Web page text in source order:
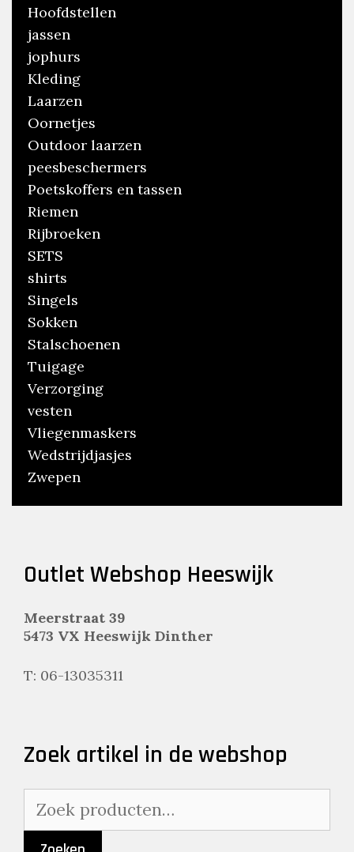
Hoofdstellen
jassen
jophurs
Kleding
Laarzen
Oornetjes
Outdoor laarzen
peesbeschermers
Poetskoffers en tassen
Riemen
Rijbroeken
SETS
shirts
Singels
Sokken
Stalschoenen
Tuigage
Verzorging
vesten
Vliegenmaskers
Wedstrijdjasjes
Zwepen
Outlet Webshop Heeswijk
Meerstraat 39
5473 VX Heeswijk Dinther
T: 06-13035311
Zoek artikel in de webshop
naar: